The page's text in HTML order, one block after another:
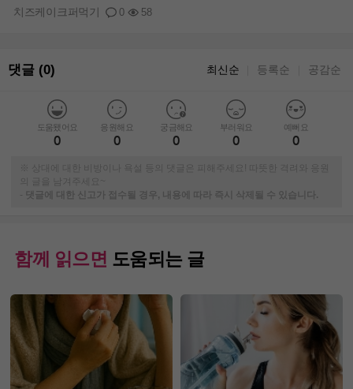
0 58
치즈케이크퍼먹기
댓글 (0) 최신순 등록순 공감순
도움됐어요
0
응원해요
0
궁금해요
0
부러워요
0
예뻐요
0
※ 상대에 대한 비방이나 욕설 등의 댓글은 피해주세요! 따뜻한 격려와 응원
의 글을 남겨주세요~
-
댓글에 대한 신고가 접수될 경우, 내용에 따라 즉시 삭제될 수 있습니다.
함께 읽으면 도움되는 글